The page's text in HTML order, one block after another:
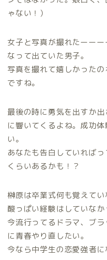
ゃない！）
女子と写真が撮れたーー
なって出ていた男子。
写真を撮れて嬉しかった
ですね。
最後の時に勇気を出すか
に響いてくるよね。成功
い。
あなたも告白していれば
くらいあるかも！？
榊原は卒業式何も覚えて
酸っぱい経験はしていなか
今流行ってるドラマ、ブ
に青春やり直したい。
今なら中学生の恋愛強者に